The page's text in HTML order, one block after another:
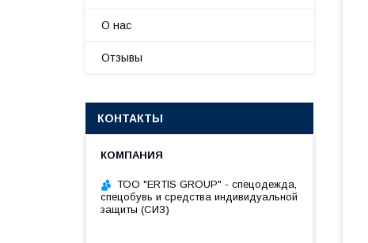
О нас
Отзывы
КОНТАКТЫ
ТОО "ERTIS GROUP" - спецодежда,
спецобувь и средства индивидуальной
защиты (СИЗ)